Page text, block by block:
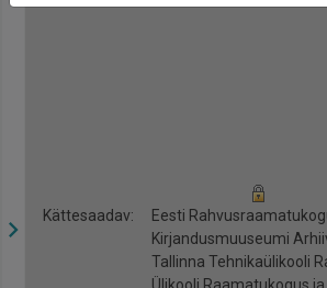
Kättesaadav:
Eesti
Kirjandusmuuseumi
Tallinna Tehnikaülikooli